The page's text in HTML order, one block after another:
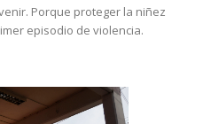
Porque proteger la niñez
episodio de violencia.